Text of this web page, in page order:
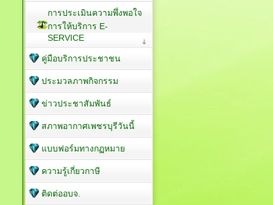
การประเมินความพึ่งพอใจ
การให้บริการ E-
SERVICE
คู่มือบริการประชาชน
ประมวลภาพกิจกรรม
ข่าวประชาสัมพันธ์
สภาพอากาศเพชรบุรีวันนี้
แบบฟอร์มทางกฏหมาย
ความรู้เกี่ยวกาษี
ติดต่ออบจ.